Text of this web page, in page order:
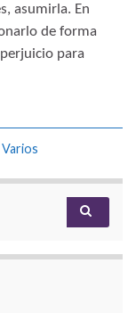
asumirla. En
de forma
para
Varios